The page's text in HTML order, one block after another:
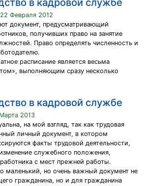
в кадровой службе
Февраля 2012
документ, предусматривающий
получивших право на занятие
Право определять численность и
расписание является весьма
выполняющим сразу несколько
в кадровой службе
2013
на мой взгляд, так как трудовая
личный документ, в котором
факты трудовой деятельности,
служебного положения,
с мест прежней работы.
маленький, но очень важный документ не
гражданина, но и для гражданина